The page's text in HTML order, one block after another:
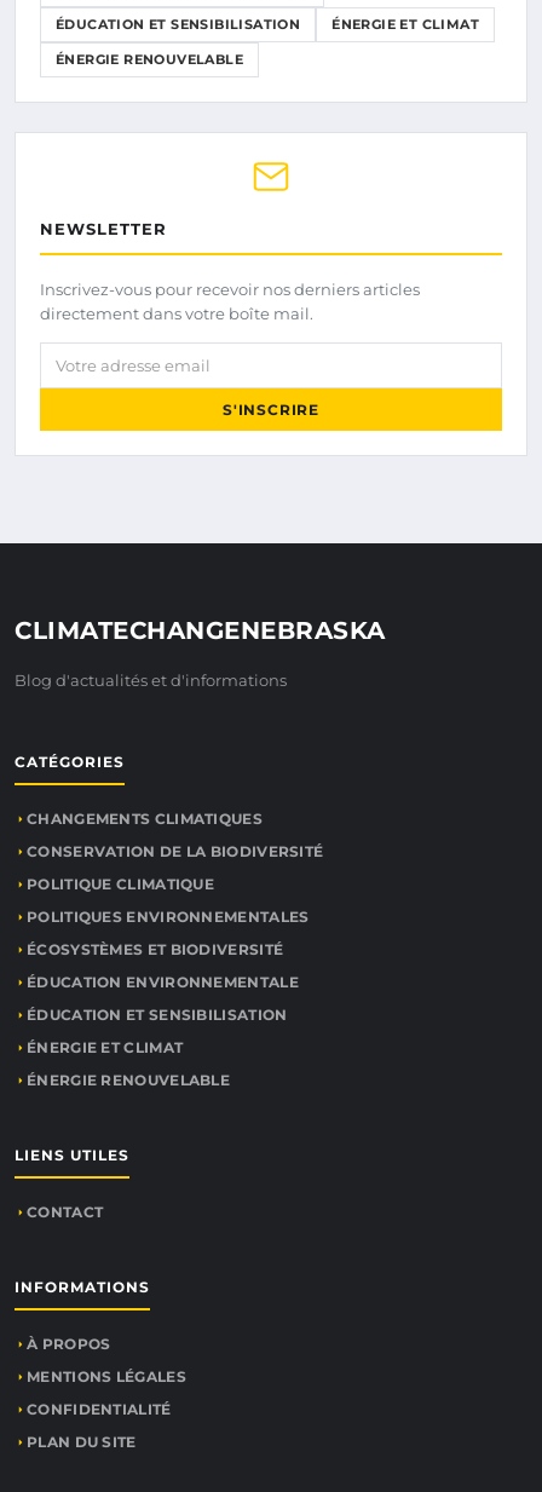
ÉDUCATION ET SENSIBILISATION ÉNERGIE ET CLIMAT
ÉNERGIE RENOUVELABLE
NEWSLETTER
Inscrivez-vous pour recevoir nos derniers articles
directement dans votre boîte mail.
Votre adresse email
S'INSCRIRE
CLIMATECHANGENEBRASKA
Blog d'actualités et d'informations
CATÉGORIES
CHANGEMENTS CLIMATIQUES
CONSERVATION DE LA BIODIVERSITÉ
POLITIQUE CLIMATIQUE
POLITIQUES ENVIRONNEMENTALES
ÉCOSYSTÈMES ET BIODIVERSITÉ
ÉDUCATION ENVIRONNEMENTALE
ÉDUCATION ET SENSIBILISATION
ÉNERGIE ET CLIMAT
ÉNERGIE RENOUVELABLE
LIENS UTILES
CONTACT
INFORMATIONS
À PROPOS
MENTIONS LÉGALES
CONFIDENTIALITÉ
PLAN DU SITE